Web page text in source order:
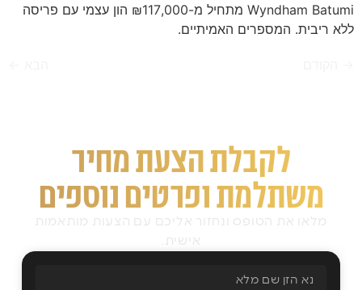
Wyndham Batumi מתחיל מ-₪117,000 הון עצמי עם פריסה
ללא ריבית. המספרים האמיתיים.
לקבלת הצעת מחיר
משתלמת ופרטים נוספים
מלאו את הטופס ונחזור אליכם עם הצעות מותאמות
אישית.